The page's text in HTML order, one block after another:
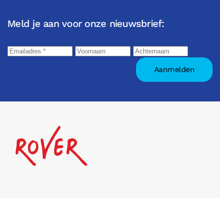
Meld je aan voor onze nieuwsbrief: